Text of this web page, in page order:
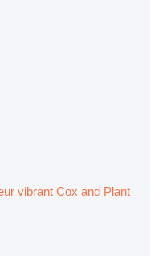
vibrant Cox and Plant